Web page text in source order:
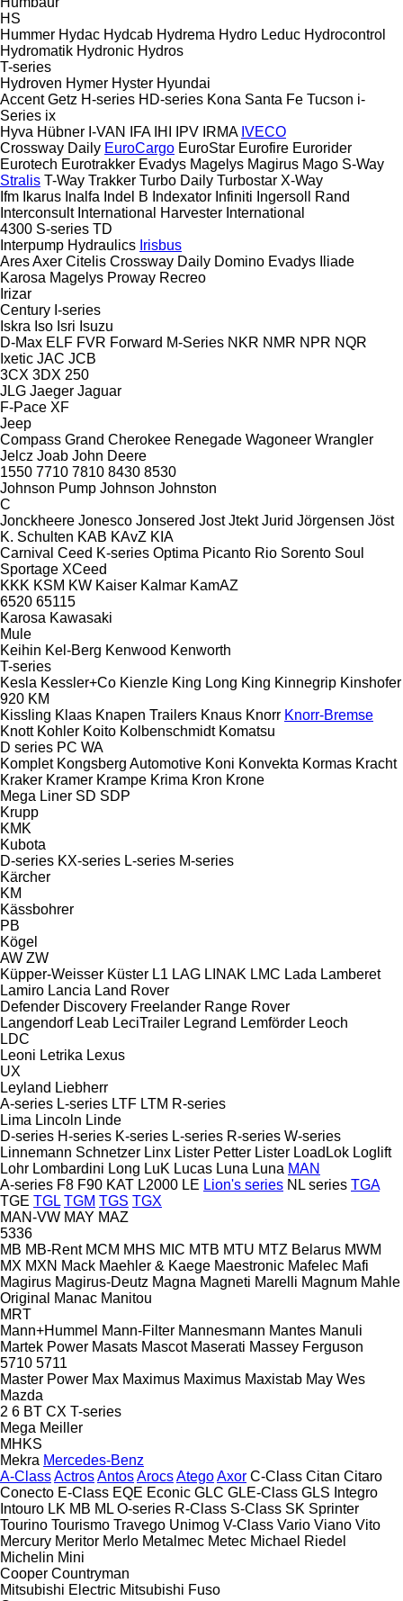
HS
Hummer Hydac Hydcab Hydrema Hydro Leduc Hydrocontrol
Hydromatik Hydronic Hydros
T-series
Hydroven Hymer Hyster Hyundai
Accent Getz H-series HD-series Kona Santa Fe Tucson i-
Series ix
Hyva Hübner I-VAN IFA IHI IPV IRMA IVECO
Crossway Daily EuroCargo EuroStar Eurofire Eurorider
Eurotech Eurotrakker Evadys Magelys Magirus Mago S-Way
Stralis T-Way Trakker Turbo Daily Turbostar X-Way
Ifm Ikarus Inalfa Indel B Indexator Infiniti Ingersoll Rand
Interconsult International Harvester International
4300 S-series TD
Interpump Hydraulics Irisbus
AresAxer Citelis Crossway Daily Domino Evadys
Iliade
Karosa Magelys Proway Recreo
Irizar
Century I-series
Iskra Iso Isri Isuzu
D-Max ELF FVR Forward M-Series NKR NMR NPR NQR
Ixetic JAC JCB
3CX 3DX 250
JLG Jaeger Jaguar
F-Pace XF
Jeep
Compass Grand Cherokee Renegade Wagoneer Wrangler
Jelcz Joab John Deere
1550 7710 7810 8430 8530
Johnson Pump Johnson Johnston
C
Jonckheere Jonesco Jonsered Jost Jtekt Jurid Jörgensen Jöst
K. Schulten KAB KAvZ KIA
Carnival Ceed K-series Optima Picanto Rio Sorento Soul
Sportage XCeed
KKK KSM KW Kaiser Kalmar KamAZ
6520 65115
Karosa Kawasaki
Mule
Keihin Kel-Berg Kenwood Kenworth
T-series
Kesla Kessler+Co Kienzle King Long King Kinnegrip Kinshofer
920 KM
Kissling Klaas Knapen Trailers Knaus Knorr Knorr-Bremse
Knott Kohler Koito Kolbenschmidt Komatsu
D series PC WA
Komplet Kongsberg Automotive Koni Konvekta Kormas Kracht
Kraker Kramer Krampe Krima Kron Krone
Mega Liner SD SDP
Krupp
KMK
Kubota
D-series KX-series L-series M-series
Kärcher
KM
Kässbohrer
PB
Kögel
AW ZW
Küpper-Weisser Küster L1 LAG LINAK LMC Lada Lamberet
Lamiro Lancia Land Rover
Defender Discovery Freelander Range Rover
Langendorf Leab LeciTrailer Legrand Lemförder Leoch
LDC
Leoni Letrika Lexus
UX
Leyland Liebherr
A-series L-series LTF LTM R-series
Lima Lincoln Linde
D-series H-series K-series L-series R-series W-series
Linnemann Schnetzer Linx Lister Petter Lister LoadLok Loglift
Lohr Lombardini Long LuK Lucas Luna Luna MAN
A-series F8 F90 KAT L2000 LE Lion's series NL series TGA
TGE TGL TGM TGS TGX
MAN-VW MAY MAZ
5336
MB MB-Rent MCM MHS MIC MTB MTU MTZ Belarus MWM
MX MXN Mack Maehler & Kaege Maestronic Mafelec Mafi
Magirus Magirus-Deutz Magna Magneti Marelli Magnum Mahle
Original
Manac Manitou
MRT
Mann+Hummel Mann-Filter Mannesmann Mantes Manuli
Martek Power Masats Mascot Maserati Massey Ferguson
5710 5711
Master Power Max Maximus Maximus Maxistab May Wes
Mazda
2 6 BT CX T-series
Mega Meiller
MHKS
Mekra Mercedes-Benz
A-ClassActrosAntosArocsAtegoAxor C-Class Citan Citaro
Conecto E-Class EQE Econic GLC GLE-Class GLS Integro
Intouro LK MB ML O-series R-Class S-Class SK Sprinter
Tourino Tourismo Travego Unimog V-Class Vario Viano Vito
Mercury Meritor Merlo Metalmec Metec Michael Riedel
Michelin Mini
Cooper Countryman
Mitsubishi Electric Mitsubishi Fuso